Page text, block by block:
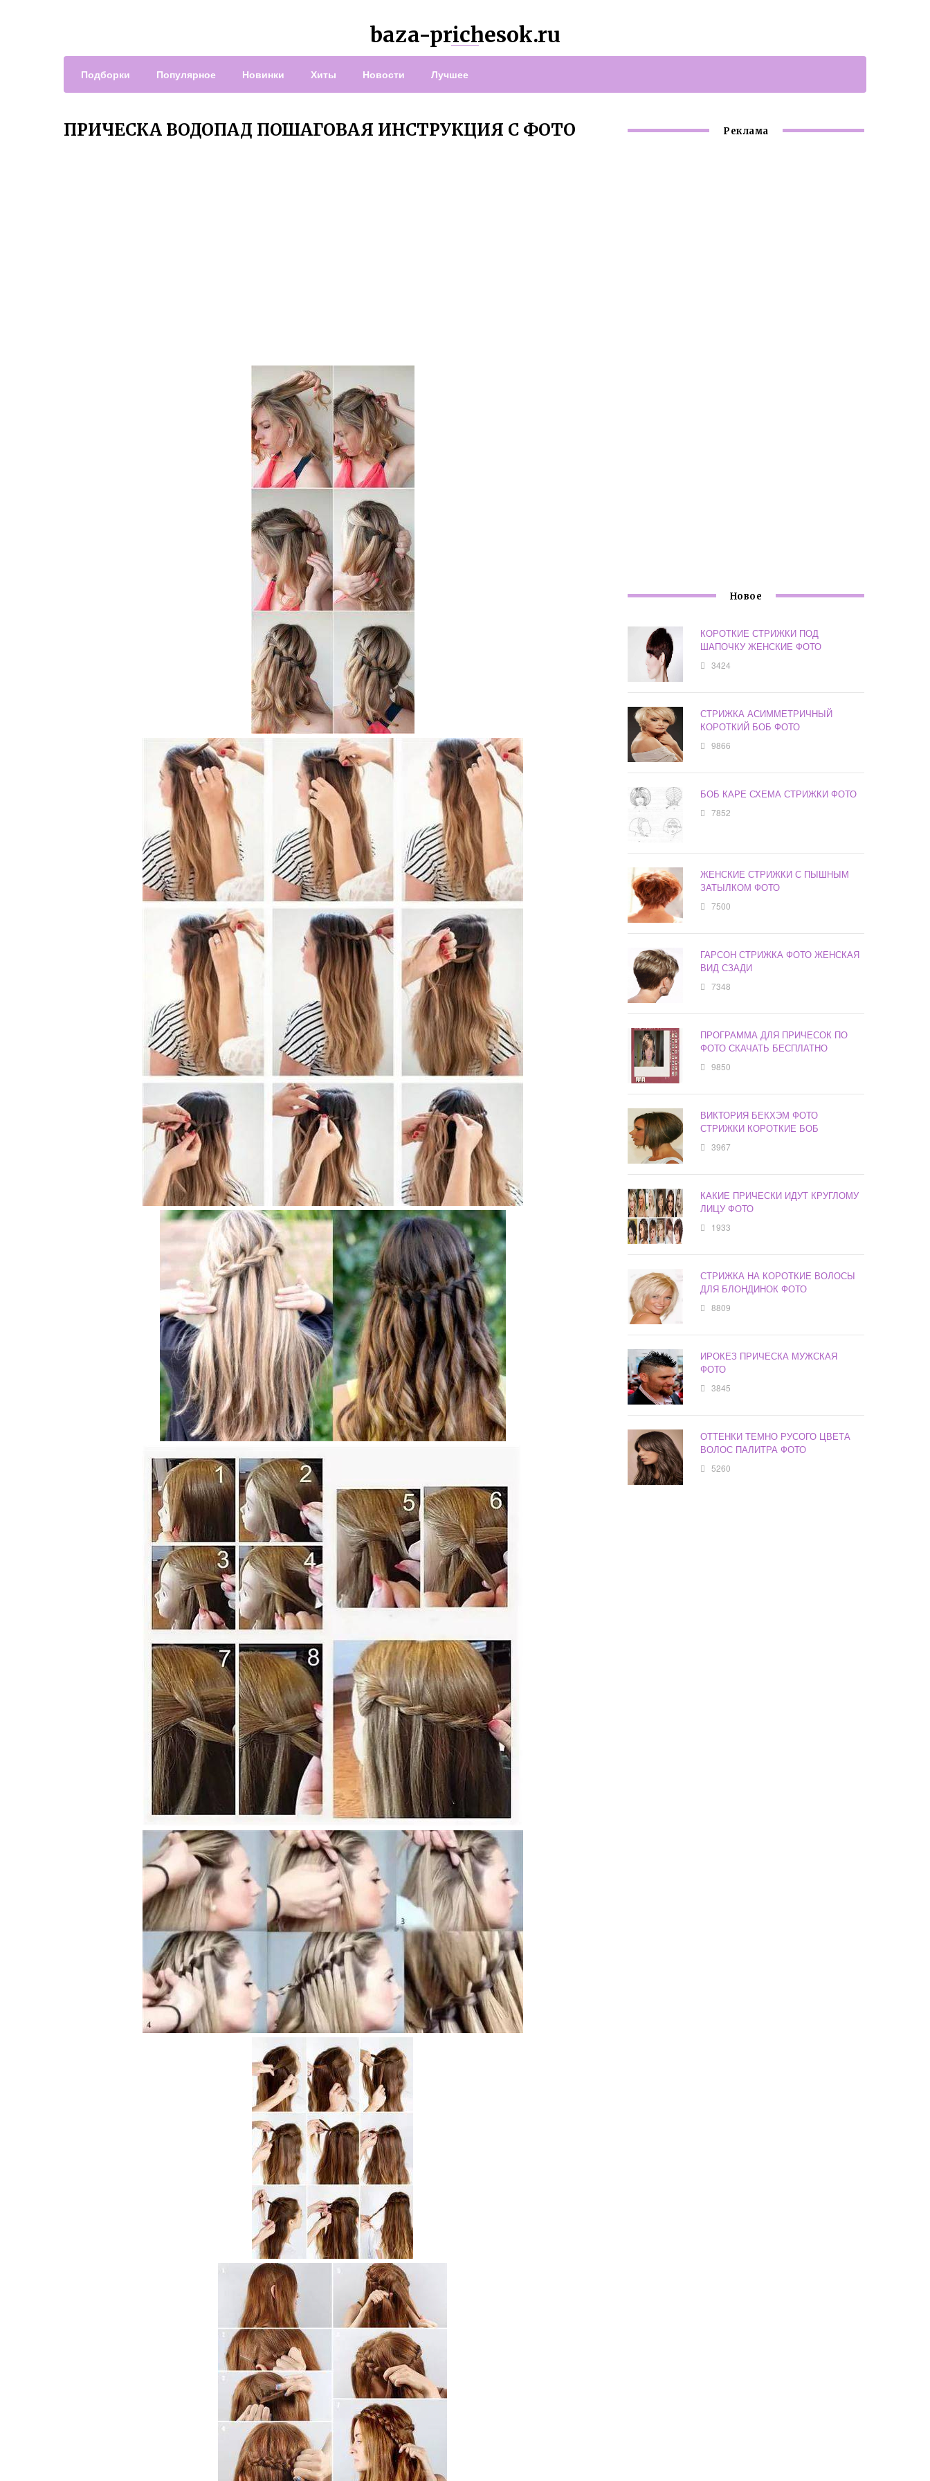
baza-prichesok.ru
Подборки Популярное Новинки Хиты Новости Лучшее
ПРИЧЕСКА ВОДОПАД ПОШАГОВАЯ ИНСТРУКЦИЯ С ФОТО Реклама
Новое
КОРОТКИЕ СТРИЖКИ ПОД
ШАПОЧКУ ЖЕНСКИЕ ФОТО
3424
СТРИЖКА АСИММЕТРИЧНЫЙ
КОРОТКИЙ БОБ ФОТО
9866
БОБ КАРЕ СХЕМА СТРИЖКИ ФОТО
7852
ЖЕНСКИЕ СТРИЖКИ С ПЫШНЫМ
ЗАТЫЛКОМ ФОТО
7500
ГАРСОН СТРИЖКА ФОТО ЖЕНСКАЯ
ВИД СЗАДИ
7348
ПРОГРАММА ДЛЯ ПРИЧЕСОК ПО
ФОТО СКАЧАТЬ БЕСПЛАТНО
9850
ВИКТОРИЯ БЕКХЭМ ФОТО
СТРИЖКИ КОРОТКИЕ БОБ
3967
КАКИЕ ПРИЧЕСКИ ИДУТ КРУГЛОМУ
ЛИЦУ ФОТО
1933
СТРИЖКА НА КОРОТКИЕ ВОЛОСЫ
ДЛЯ БЛОНДИНОК ФОТО
8809
ИРОКЕЗ ПРИЧЕСКА МУЖСКАЯ
ФОТО
3845
ОТТЕНКИ ТЕМНО РУСОГО ЦВЕТА
ВОЛОС ПАЛИТРА ФОТО
5260